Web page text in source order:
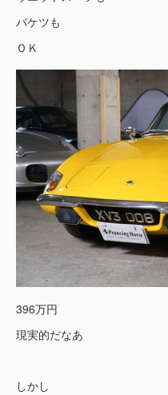
バケツも
ＯＫ
396万円
現実的だなあ
しかし